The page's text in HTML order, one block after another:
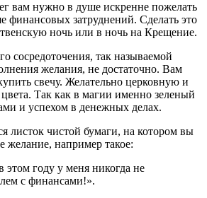
вам нужно в душе искренне пожелать
финансовых затруднений. Сделать это
ночь или в ночь на Крещение.
сосредоточения, так называемой
желания, не достаточно. Вам
свечу. Желательно церковную и
цвета. Так как в магии именно зеленый
и успехом в денежных делах.
листок чистой бумаги, на котором вы
желание, например такое:
этом году у меня никогда не
с финансами!».